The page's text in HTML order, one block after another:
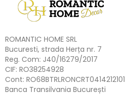
ROMANTIC HOME SRL
Bucuresti, strada Herța nr. 7
Reg. Com: J40/16279/2017
CIF: RO38254928
Cont: RO68BTRLRONCRT0414212101
Banca Transilvania București